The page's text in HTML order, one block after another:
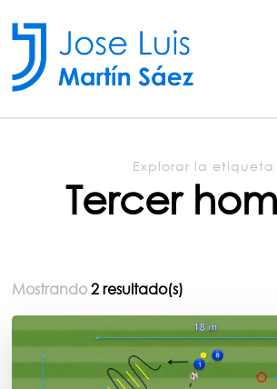
Jose Luis
Explorar la etiqueta
Tercer
Mostrando2 resultado(s)